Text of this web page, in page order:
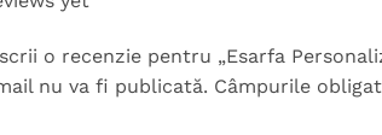
o recenzie pentru „Esarfa
nu va fi publicată. Câmpurile